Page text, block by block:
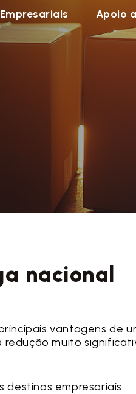
Apoio
nacional
vantagens de
redução muito
destinos empresariais.